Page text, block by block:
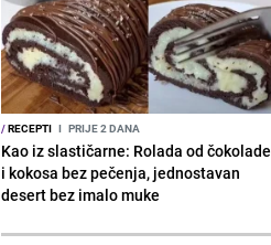
/RECEPTI I PRIJE 2 DANA
Kao iz slastičarne: Rolada od čokolade
i kokosa bez pečenja, jednostavan
desert bez imalo muke